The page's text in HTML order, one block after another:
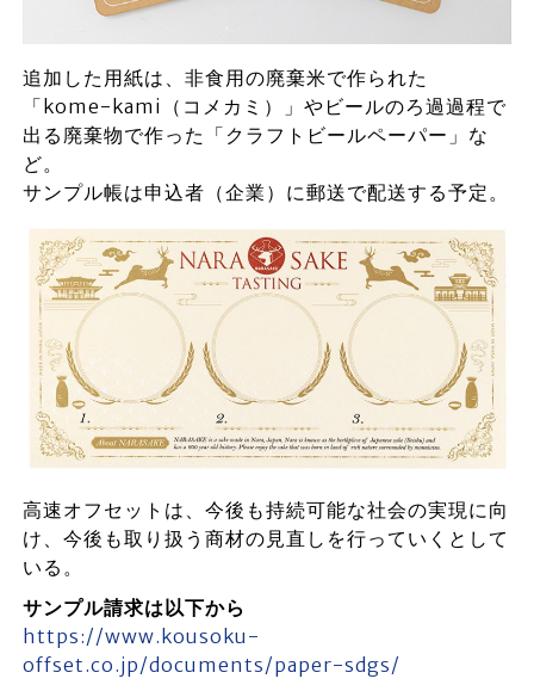
追加した用紙は、非食用の廃棄米で作られた
「kome-kami（コメカミ）」やビールのろ過過程で
出る廃棄物で作った「クラフトビールペーパー」な
ど。
サンプル帳は申込者（企業）に郵送で配送する予定。
高速オフセットは、今後も持続可能な社会の実現に向
け、今後も取り扱う商材の見直しを行っていくとして
いる。
サンプル請求は以下から
https://www.kousoku-
offset.co.jp/documents/paper-sdgs/